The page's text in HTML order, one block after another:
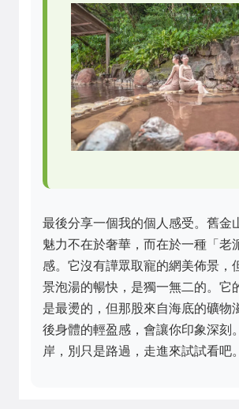
最後分享一個我的個人感受。舊金
魅力不在於奢華，而在於一種「老
感。它沒有譁眾取寵的網美佈景，
景泡湯的暢快，是獨一無二的。它
是最燙的，但那股來自海底的礦物
後身體的輕盈感，會讓你印象深刻
岸，別只是路過，走進來試試看吧。